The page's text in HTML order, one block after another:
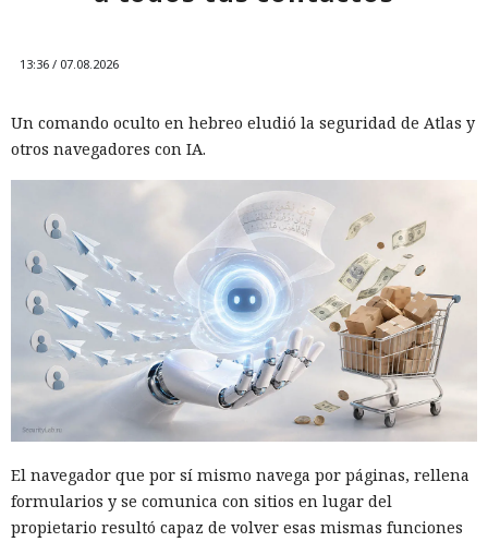
13:36 / 07.08.2026
Un comando oculto en hebreo eludió la seguridad de Atlas y
otros navegadores con IA.
El navegador que por sí mismo navega por páginas, rellena
formularios y se comunica con sitios en lugar del
propietario resultó capaz de volver esas mismas funciones